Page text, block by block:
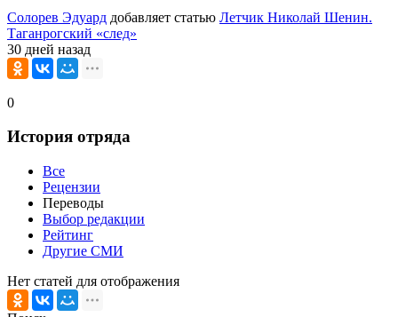
Солорев Эдуард добавляет статью Летчик Николай Шенин.
Таганрогский «след»
30 дней назад
0
История отряда
Все
Рецензии
Переводы
Выбор редакции
Рейтинг
Другие СМИ
Нет статей для отображения